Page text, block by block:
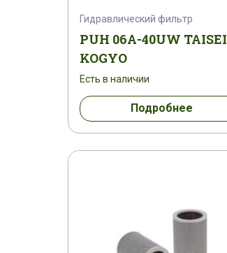
Гидравлический фильтр
PUH 06A-40UW TAISEI
KOGYO
Есть в наличии
Подробнее